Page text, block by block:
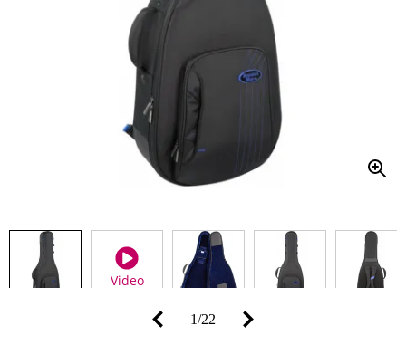
Video
1/22